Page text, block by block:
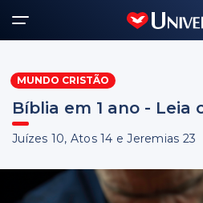
MUNDO CRISTÃO
Bíblia em 1 ano - Leia
Juízes 10, Atos 14 e Jeremias 23